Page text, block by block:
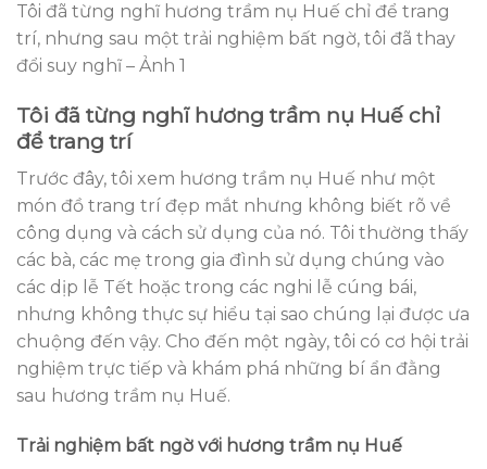
Tôi đã từng nghĩ hương trầm nụ Huế chỉ để trang
trí, nhưng sau một trải nghiệm bất ngờ, tôi đã thay
đổi suy nghĩ – Ảnh 1
Tôi đã từng nghĩ hương trầm nụ Huế chỉ
để trang trí
Trước đây, tôi xem hương trầm nụ Huế như một
món đồ trang trí đẹp mắt nhưng không biết rõ về
công dụng và cách sử dụng của nó. Tôi thường thấy
các bà, các mẹ trong gia đình sử dụng chúng vào
các dịp lễ Tết hoặc trong các nghi lễ cúng bái,
nhưng không thực sự hiểu tại sao chúng lại được ưa
chuộng đến vậy. Cho đến một ngày, tôi có cơ hội trải
nghiệm trực tiếp và khám phá những bí ẩn đằng
sau hương trầm nụ Huế.
Trải nghiệm bất ngờ với hương trầm nụ Huế